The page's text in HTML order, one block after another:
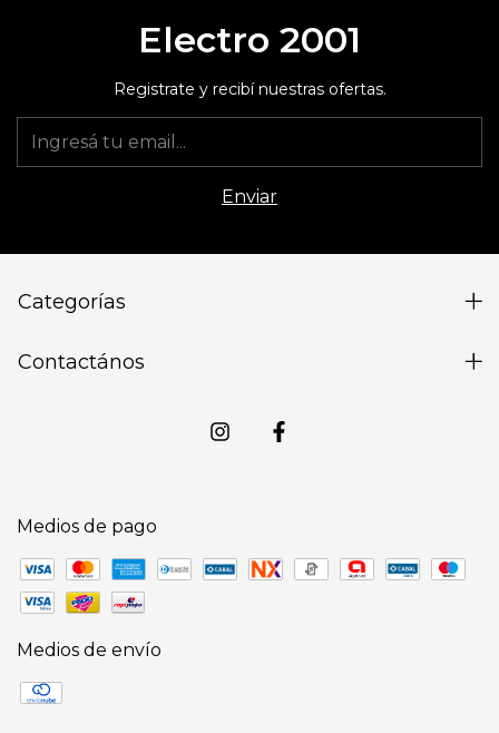
Electro 2001
Registrate y recibí nuestras ofertas.
Categorías
Contactános
Medios de pago
Medios de envío